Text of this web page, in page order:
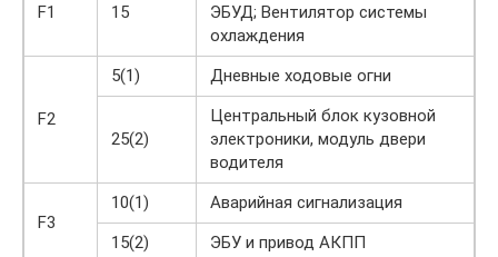
F1 15
ЭБУД; Вентилятор системы
охлаждения
F2
5(1) Дневные ходовые огни
25(2)
Центральный блок кузовной
электроники, модуль двери
водителя
F3
10(1)
Аварийная сигнализация
15(2)
ЭБУ и привод АКПП